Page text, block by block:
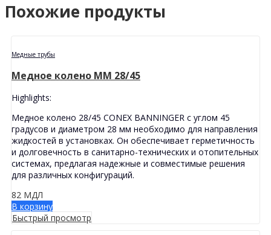
Похожие продукты
Медные трубы
Медное колено MМ 28/45
Highlights:
Медное колено 28/45 CONEX BANNINGER с углом 45
градусов и диаметром 28 мм необходимо для направления
жидкостей в установках. Он обеспечивает герметичность
и долговечность в санитарно-технических и отопительных
системах, предлагая надежные и совместимые решения
для различных конфигураций.
82 МДЛ
В корзину
Быстрый просмотр